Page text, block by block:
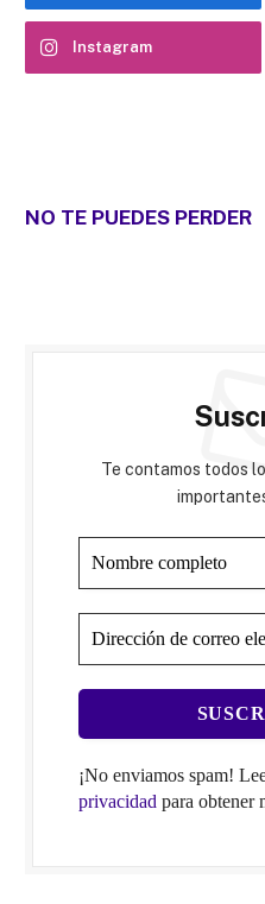
Instagram
NO TE PUEDES PERDER
Te contamos todos
¡No enviamos spam!
privacidad para obtener